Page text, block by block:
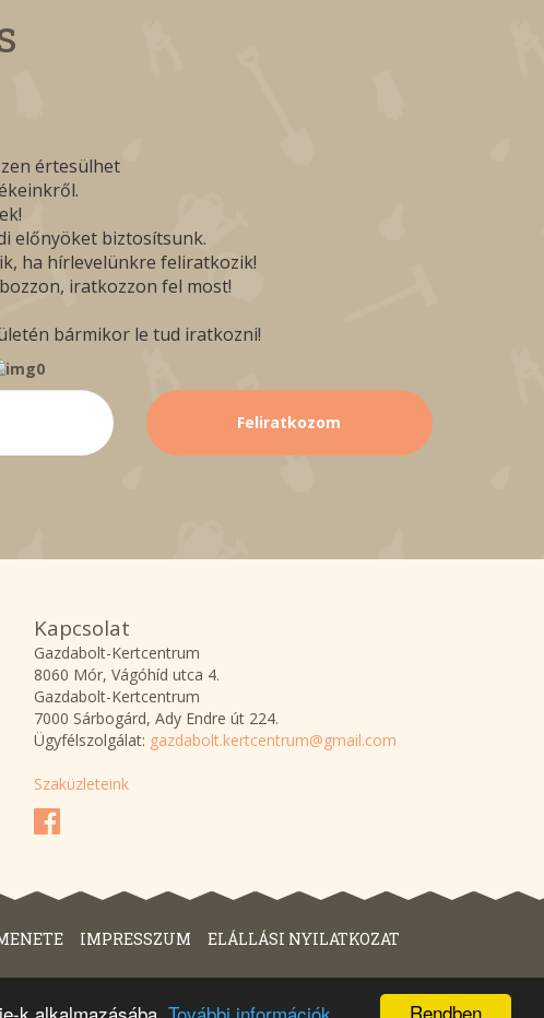
Rendben
k alkalmazásába. További információk
értesülhet
előnyöket biztosítsunk.
ha hírlevelünkre feliratkozik!
iratkozzon fel most!
bármikor le tud iratkozni!
Kapcsolat
Gazdabolt-Kertcentrum
8060 Mór, Vágóhíd utca 4.
Gazdabolt-Kertcentrum
7000 Sárbogárd, Ady Endre út 224.
Ügyfélszolgálat: gazdabolt.kertcentrum@gmail.com
Szaküzleteink
IMPRESSZUM ELÁLLÁSI NYILATKOZAT